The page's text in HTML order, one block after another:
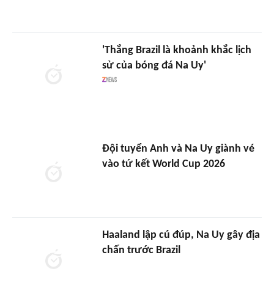
'Thắng Brazil là khoảnh khắc lịch
sử của bóng đá Na Uy'
Đội tuyển Anh và Na Uy giành vé
vào tứ kết World Cup 2026
Haaland lập cú đúp, Na Uy gây địa
chấn trước Brazil